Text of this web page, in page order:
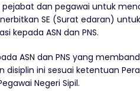
dan pegawai untuk
SE (Surat edaran)
kepada ASN dan PNS.
ASN dan PNS yang
disiplin ini sesuai ketentuan
Negeri Sipil.